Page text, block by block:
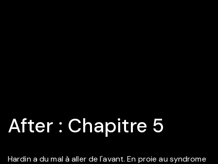
After : Chapitre 5
Hardin a du mal à aller de l'avant. En proie au syndrome